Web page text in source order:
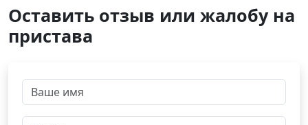
Оставить отзыв или жалобу на
пристава